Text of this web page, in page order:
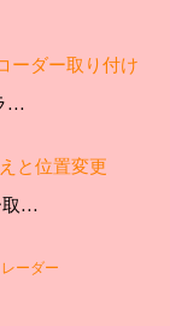
ーダー取り付け
…
と位置変更
取…
ーダー